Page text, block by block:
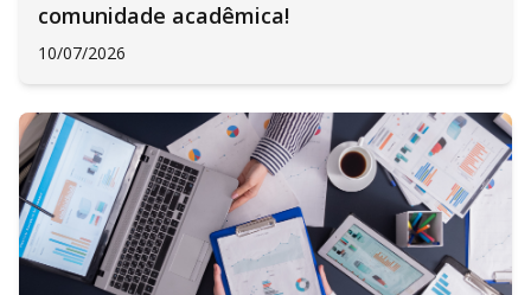
comunidade acadêmica!
10/07/2026